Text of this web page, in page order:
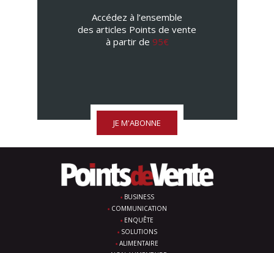
Accédez à l’ensemble
des articles Points de vente
à partir de 95€
JE M'ABONNE
BUSINESS
COMMUNICATION
ENQUÊTE
SOLUTIONS
ALIMENTAIRE